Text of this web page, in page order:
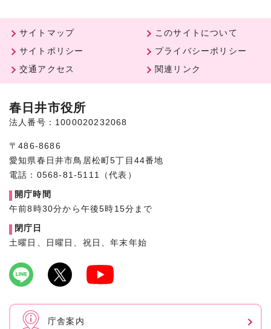
サイトマップ
このサイトについて
サイトポリシー
プライバシーポリシー
交通アクセス
関連リンク
春日井市役所
法人番号：1000020232068
〒486-8686
愛知県春日井市鳥居松町5丁目44番地
電話：0568-81-5111（代表）
開庁時間
午前8時30分から午後5時15分まで
閉庁日
土曜日、日曜日、祝日、年末年始
庁舎案内